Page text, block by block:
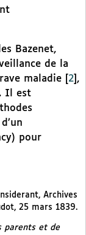
Bazenet,
de la
maladie
2 ,
Il est
pour
Archives
25 mars 1839.
parents et de